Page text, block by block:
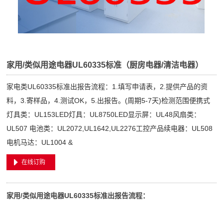
家用/类似用途电器UL60335标准（厨房电器/清洁电器）
家电类UL60335标准出报告流程：1.填写申请表，2.提供产品的资
料，3.寄样品，4.测试OK，5.出报告。(周期5-7天)检测范围便携式
灯具类：UL153LED灯具：UL8750LED显示屏：UL48风扇类：
UL507 电池类：UL2072,UL1642,UL2276工控产品续电器：UL508
电机马达：UL1004 &
在线订购
家用/类似用途电器UL60335标准出报告流程：